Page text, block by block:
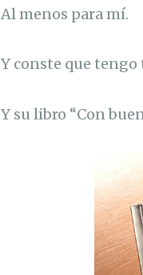
Al menos para mí.
Y conste que tengo
Y su libro “Con